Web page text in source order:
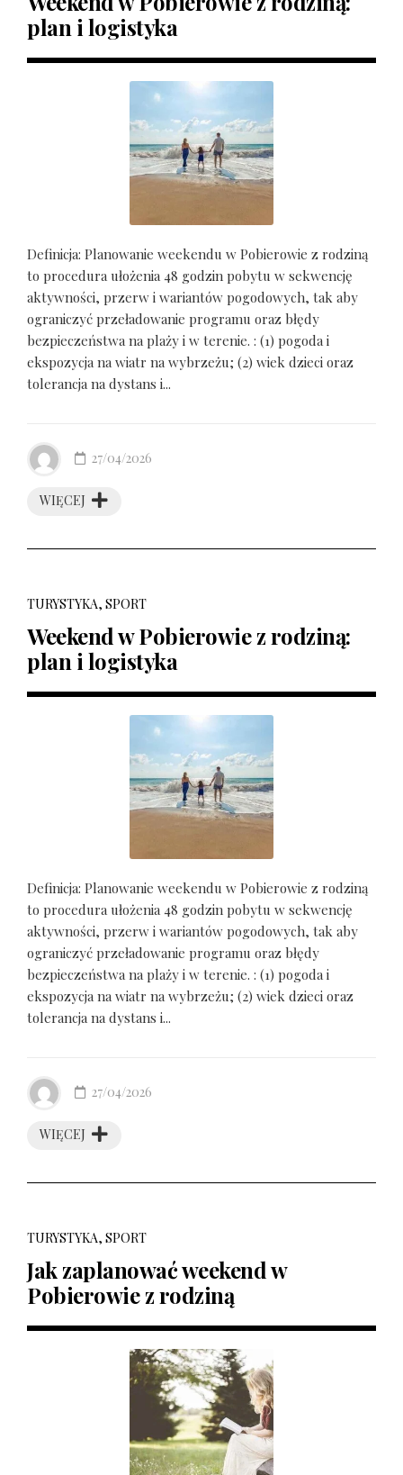
plan i logistyka
Definicja: Planowanie weekendu w Pobierowie z rodziną
to procedura ułożenia 48 godzin pobytu w sekwencję
aktywności, przerw i wariantów pogodowych, tak aby
ograniczyć przeładowanie programu oraz błędy
bezpieczeństwa na plaży i w terenie. : (1) pogoda i
ekspozycja na wiatr na wybrzeżu; (2) wiek dzieci oraz
tolerancja na dystans i...
WIĘCEJ
27/04/2026
TURYSTYKA, SPORT
Weekend w Pobierowie z rodziną:
plan i logistyka
Definicja: Planowanie weekendu w Pobierowie z rodziną
to procedura ułożenia 48 godzin pobytu w sekwencję
aktywności, przerw i wariantów pogodowych, tak aby
ograniczyć przeładowanie programu oraz błędy
bezpieczeństwa na plaży i w terenie. : (1) pogoda i
ekspozycja na wiatr na wybrzeżu; (2) wiek dzieci oraz
tolerancja na dystans i...
WIĘCEJ
27/04/2026
TURYSTYKA, SPORT
Jak zaplanować weekend w
Pobierowie z rodziną